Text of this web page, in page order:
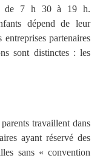
de 7 h 30 à 19 h.
dépend de leur
partenaires
sont distinctes : les
travaillent dans
ayant réservé des
sans « convention